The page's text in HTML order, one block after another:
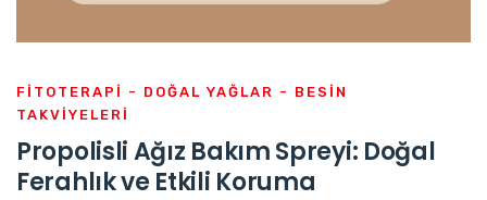
FITOTERAPI - DOĞAL YAĞLAR - BESIN
TAKVIYELERI
Propolisli Ağız Bakım Spreyi: Doğal
Ferahlık ve Etkili Koruma